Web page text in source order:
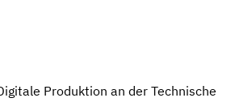
Produktion an der Technische